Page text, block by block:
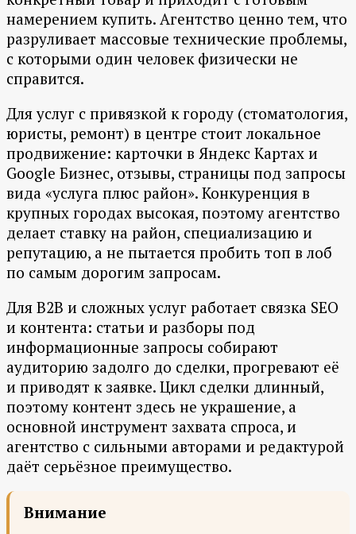
намерением купить. Агентство ценно тем, что
разруливает массовые технические проблемы,
с которыми один человек физически не
справится.
Для услуг с привязкой к городу (стоматология,
юристы, ремонт) в центре стоит локальное
продвижение: карточки в Яндекс Картах и
Google Бизнес, отзывы, страницы под запросы
вида «услуга плюс район». Конкуренция в
крупных городах высокая, поэтому агентство
делает ставку на район, специализацию и
репутацию, а не пытается пробить топ в лоб
по самым дорогим запросам.
Для B2B и сложных услуг работает связка SEO
и контента: статьи и разборы под
информационные запросы собирают
аудиторию задолго до сделки, прогревают её
и приводят к заявке. Цикл сделки длинный,
поэтому контент здесь не украшение, а
основной инструмент захвата спроса, и
агентство с сильными авторами и редактурой
даёт серьёзное преимущество.
Внимание